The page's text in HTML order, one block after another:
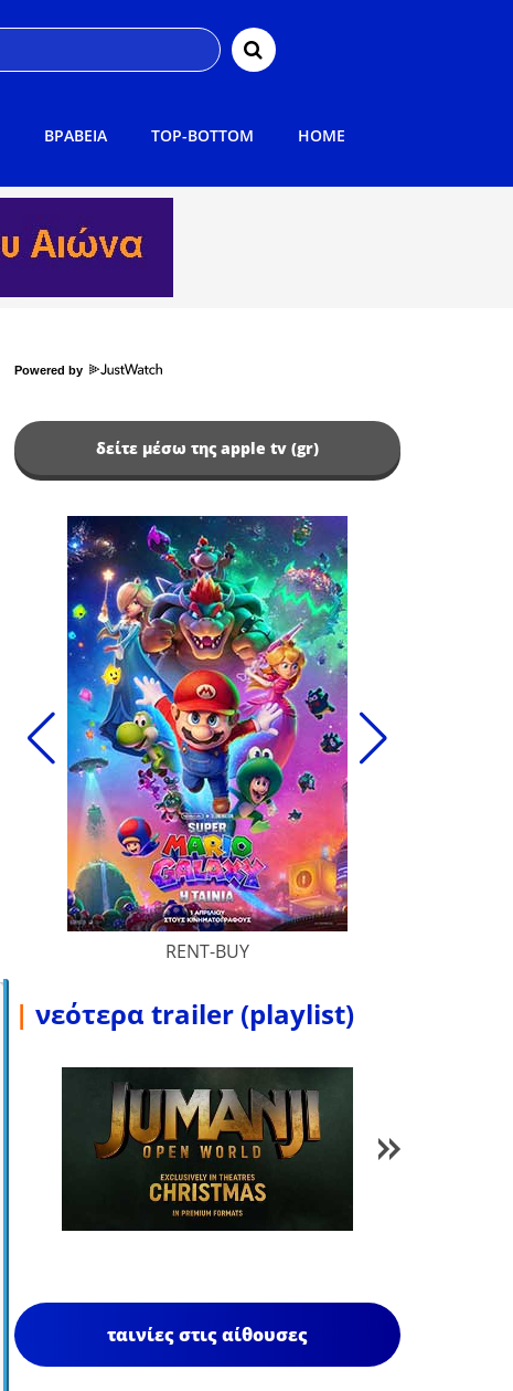
ΒΡΑΒΕΙΑ TOP-BOTTOM HOME
Powered by
δείτε μέσω της apple tv (gr)
RENT-BUY
| νεότερα trailer (playlist)
1/85
ταινίες στις αίθουσες